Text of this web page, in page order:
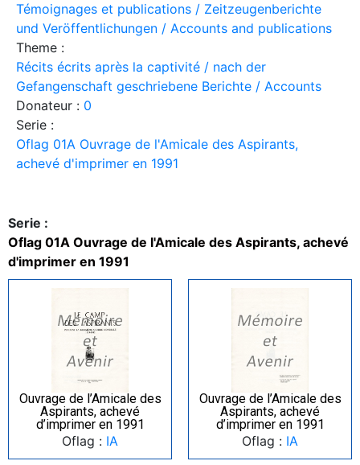
Témoignages et publications / Zeitzeugenberichte
und Veröffentlichungen / Accounts and publications
Theme :
Récits écrits après la captivité / nach der
Gefangenschaft geschriebene Berichte / Accounts
Donateur : 0
Serie :
Oflag 01A Ouvrage de l'Amicale des Aspirants,
achevé d'imprimer en 1991
Serie :
Oflag 01A Ouvrage de l'Amicale des Aspirants, achevé
d'imprimer en 1991
Ouvrage de l’Amicale des
Aspirants, achevé
d’imprimer en 1991
Oflag : IA
Ouvrage de l’Amicale des
Aspirants, achevé
d’imprimer en 1991
Oflag : IA